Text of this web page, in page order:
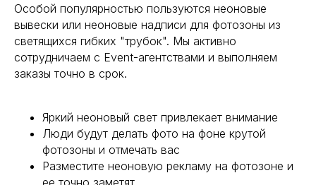
Особой популярностью пользуются неоновые
вывески или неоновые надписи для фотозоны из
светящихся гибких "трубок". Мы активно
сотрудничаем с Event-агентствами и выполняем
заказы точно в срок.
Яркий неоновый свет привлекает внимание
Люди будут делать фото на фоне крутой
фотозоны и отмечать вас
Разместите неоновую рекламу на фотозоне и
ее точно заметят